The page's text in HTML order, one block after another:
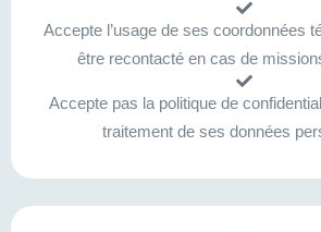
Accepte l’usage de ses coordonnées
être recontacté en cas de
Accepte pas la politique de
traitement de ses données